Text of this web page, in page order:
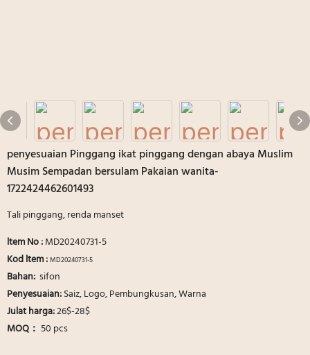
penyesuaian Pinggang ikat pinggang dengan abaya Muslim
Musim Sempadan bersulam Pakaian wanita-
1722424462601493
Tali pinggang, renda manset
ltem No:MD20240731-5
Kod ltem :MD20240731-5
Bahan: sifon
Penyesuaian:Saiz, Logo, Pembungkusan, Warna
Julat harga:26$-28$
MOQ： 50 pcs